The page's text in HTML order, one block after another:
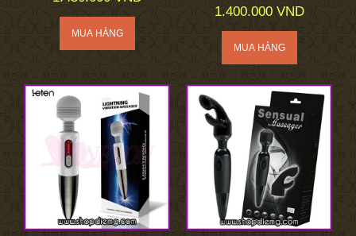
1.400.000 VND